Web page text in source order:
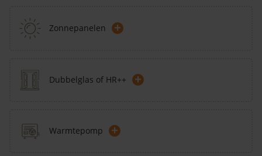
Zonnepanelen +
Dubbelglas of HR++ +
Warmtepomp +